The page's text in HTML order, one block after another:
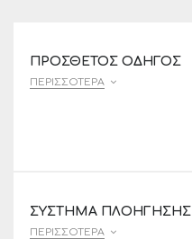
ΠΡΌΣΘΕΤΟΣ ΟΔΗΓΌΣ
ΠΕΡΙΣΣΌΤΕΡΑ
ΣΎΣΤΗΜΑ ΠΛΟΉΓΗΣΗΣ
ΠΕΡΙΣΣΌΤΕΡΑ